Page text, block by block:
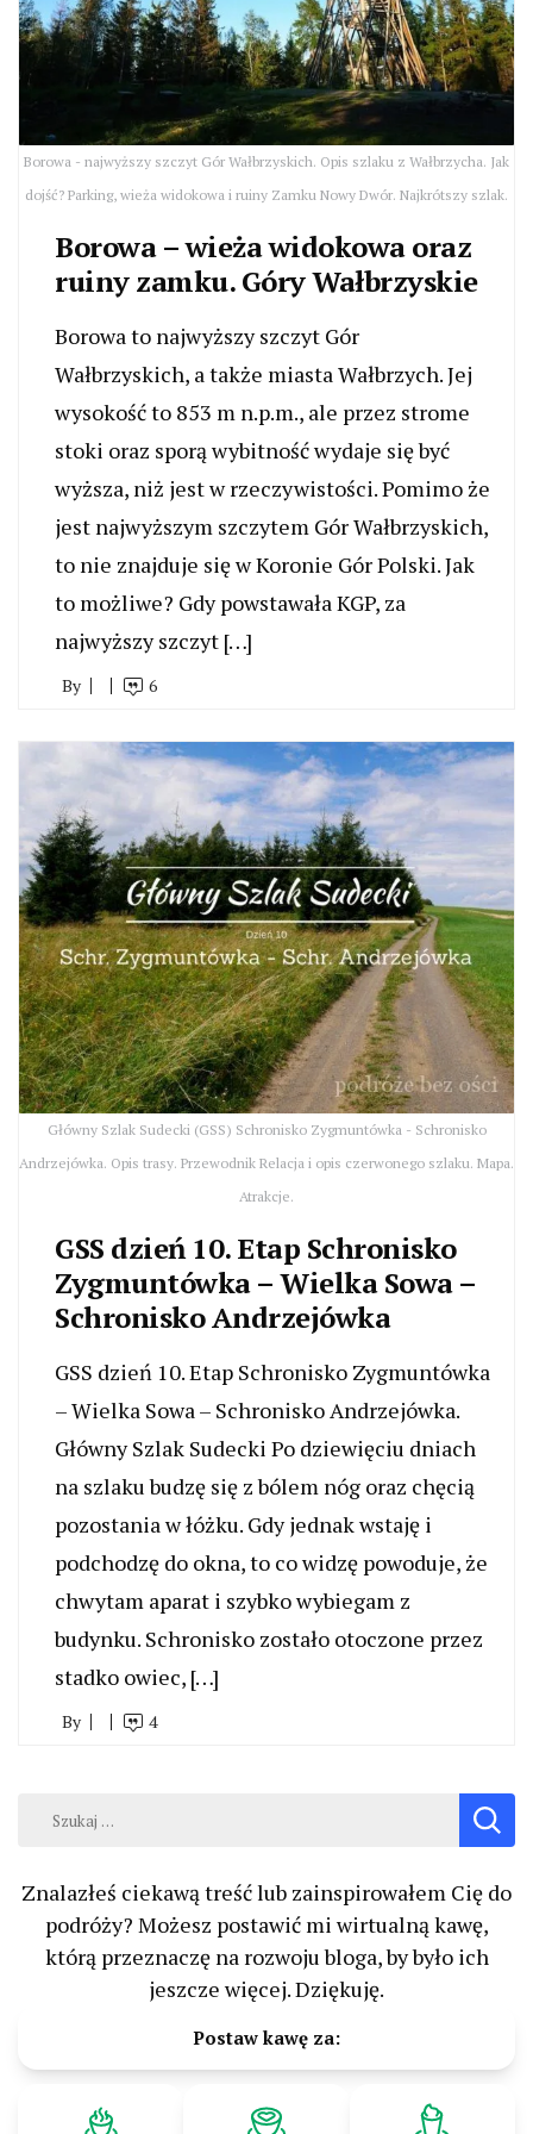
Borowa - najwyższy szczyt Gór Wałbrzyskich. Opis szlaku z Wałbrzycha. Jak
dojść? Parking, wieża widokowa i ruiny Zamku Nowy Dwór. Najkrótszy szlak.
Borowa – wieża widokowa oraz
ruiny zamku. Góry Wałbrzyskie
Borowa to najwyższy szczyt Gór
Wałbrzyskich, a także miasta Wałbrzych. Jej
wysokość to 853 m n.p.m., ale przez strome
stoki oraz sporą wybitność wydaje się być
wyższa, niż jest w rzeczywistości. Pomimo że
jest najwyższym szczytem Gór Wałbrzyskich,
to nie znajduje się w Koronie Gór Polski. Jak
to możliwe? Gdy powstawała KGP, za
najwyższy szczyt […]
By 6
Główny Szlak Sudecki (GSS) Schronisko Zygmuntówka - Schronisko
Andrzejówka. Opis trasy. Przewodnik Relacja i opis czerwonego szlaku. Mapa.
Atrakcje.
GSS dzień 10. Etap Schronisko
Zygmuntówka – Wielka Sowa –
Schronisko Andrzejówka
GSS dzień 10. Etap Schronisko Zygmuntówka
– Wielka Sowa – Schronisko Andrzejówka.
Główny Szlak Sudecki Po dziewięciu dniach
na szlaku budzę się z bólem nóg oraz chęcią
pozostania w łóżku. Gdy jednak wstaję i
podchodzę do okna, to co widzę powoduje, że
chwytam aparat i szybko wybiegam z
budynku. Schronisko zostało otoczone przez
stadko owiec, […]
By 4
Szukaj:
Znalazłeś ciekawą treść lub zainspirowałem Cię do
podróży? Możesz postawić mi wirtualną kawę,
którą przeznaczę na rozwoju bloga, by było ich
jeszcze więcej. Dziękuję.
Postaw kawę za: